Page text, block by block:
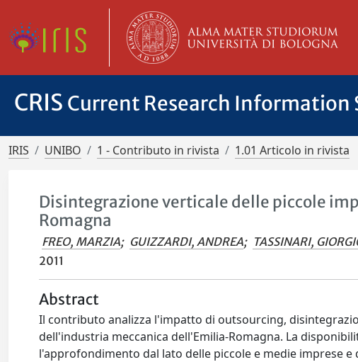
CRIS Current Research Information
IRIS UNIBO 1 - Contributo in rivista 1.01 Articolo in rivista
Disintegrazione verticale delle piccole
Romagna
FREO, MARZIA; GUIZZARDI, ANDREA; TASSINARI,
2011
Abstract
Il contributo analizza l'impatto di outsourcing,
dell'industria meccanica dell'Emilia-Romagna. La
l'approfondimento dal lato delle piccole e medie imprese